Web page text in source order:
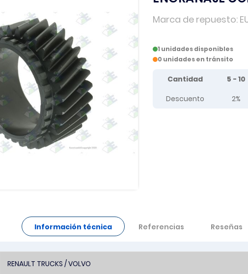
Marca de repuesto
1 unidades disponibles
0 unidades en tránsito
Tier prices table
Cantidad 5 - 10
Descuento
2%
Información técnica
RENAULT TRUCKS / VOLVO
Referencias Reseñas